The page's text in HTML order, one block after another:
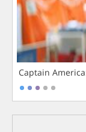
Captain